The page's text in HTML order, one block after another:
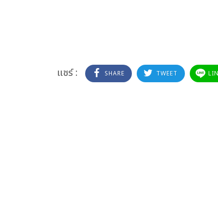
แชร์ : SHARE TWEET